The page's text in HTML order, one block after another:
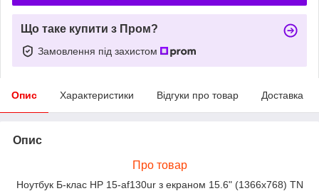
Що таке купити з Пром?
Замовлення під захистом
Опис Характеристики Відгуки про товар Доставка
Опис
Про товар
Ноутбук Б-клас HP 15-af130ur з екраном 15.6" (1366x768) TN